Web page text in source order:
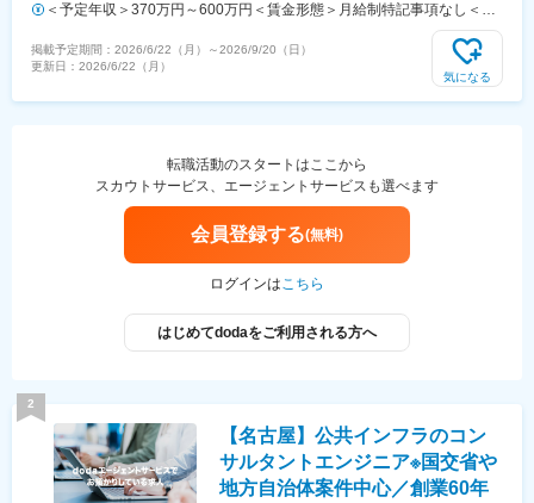
タワー4階勤務地最寄駅：京王線／初台駅受動喫煙対策：屋内全面禁煙
＜予定年収＞370万円～600万円＜賃金形態＞月給制特記事項なし＜賃
金内訳＞月額（基本給）：240,000円～390,000円＜月給＞240,000円
～390,000円＜昇給有無＞有＜残業手当＞有賃金はあくまでも目安の金
額であり、選考を通じて上下する可能性があります。月給(月額)は固定
掲載予定期間： 2026/6/22（月） ～2026/9/20（日）
更新日： 2026/6/22（月）
気になる
転職活動のスタートはここから
スカウトサービス、エージェントサービスも選べます
会員登録する(無料)
ログインはこちら
はじめてdodaをご利用される方へ
2
【名古屋】公共インフラのコン
サルタントエンジニア※国交省や
地方自治体案件中心／創業60年